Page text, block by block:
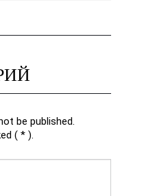
be published.
( * ).